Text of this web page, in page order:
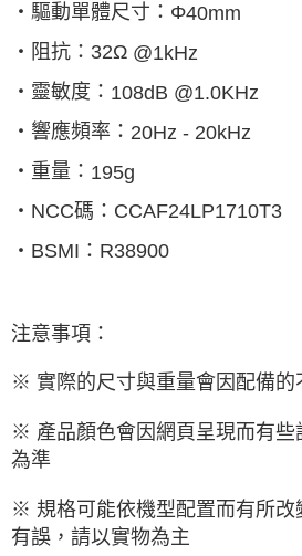
‧驅動單體尺寸：Φ40mm
‧阻抗： 32Ω @1kHz
‧靈敏度： 108dB @1.0KHz
‧響應頻率： 20Hz - 20kHz
‧重量： 195g
‧ NCC碼： CCAF24LP1710T3
‧ BSMI ： R38900
注意事項：
※ 實際的尺寸與重量會因配備的
※ 產品顏色會因網頁呈現而有些
為準
※ 規格可能依機型配置而有所改
有誤，請以實物為主